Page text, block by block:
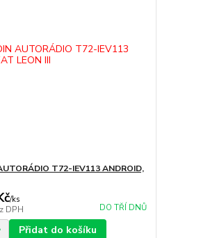
T72-IEV113 ANDROID,
/ks
DPH DO TŘÍ DNŮ
Přidat do košíku